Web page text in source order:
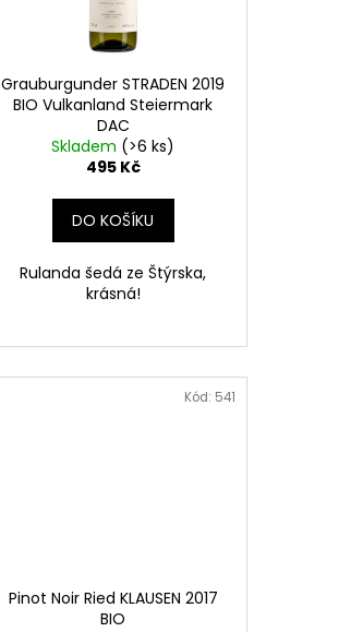
Grauburgunder STRADEN 2019
BIO Vulkanland Steiermark
DAC
Skladem (>6 ks)
495 Kč
DO KOŠÍKU
Rulanda šedá ze Štýrska,
krásná!
Pinot Noir Ried KLAUSEN 2017
BIO
Kód: 541